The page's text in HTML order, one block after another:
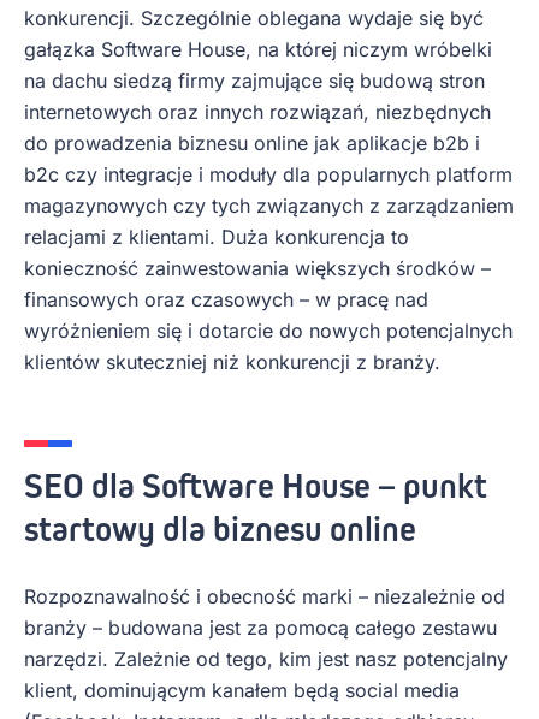
konkurencji. Szczególnie oblegana wydaje się być
gałązka Software House, na której niczym wróbelki
na dachu siedzą firmy zajmujące się budową stron
internetowych oraz innych rozwiązań, niezbędnych
do prowadzenia biznesu online jak aplikacje b2b i
b2c czy integracje i moduły dla popularnych platform
magazynowych czy tych związanych z zarządzaniem
relacjami z klientami. Duża konkurencja to
konieczność zainwestowania większych środków –
finansowych oraz czasowych – w pracę nad
wyróżnieniem się i dotarcie do nowych potencjalnych
klientów skuteczniej niż konkurencji z branży.
SEO dla Software House – punkt
startowy dla biznesu online
Rozpoznawalność i obecność marki – niezależnie od
branży – budowana jest za pomocą całego zestawu
narzędzi. Zależnie od tego, kim jest nasz potencjalny
klient, dominującym kanałem będą social media